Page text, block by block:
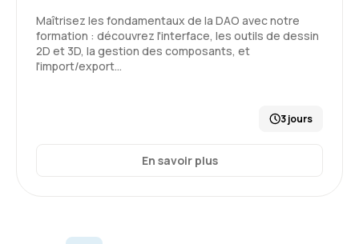
Maîtrisez les fondamentaux de la DAO avec notre
formation : découvrez l'interface, les outils de dessin
2D et 3D, la gestion des composants, et
l'import/export…
3 jours
En savoir plus